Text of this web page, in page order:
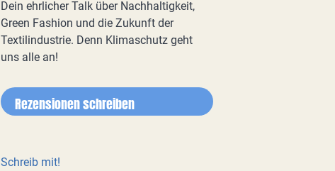
Dein ehrlicher Talk über Nachhaltigkeit,
Green Fashion und die Zukunft der
Textilindustrie. Denn Klimaschutz geht
uns alle an!
Rezensionen schreiben
Schreib mit!